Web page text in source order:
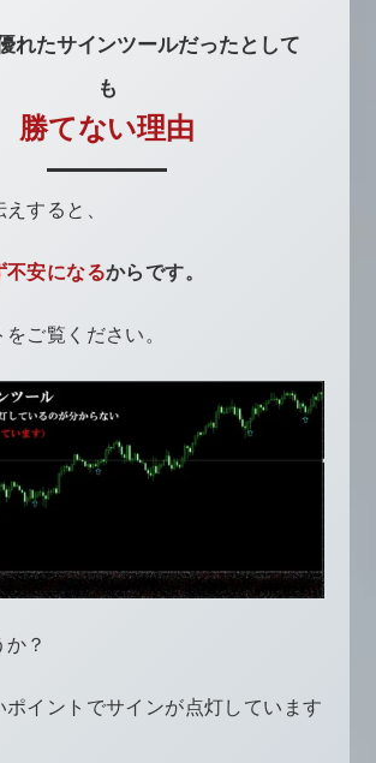
れたサインツールだったとして
も
勝てない理由
すると、
不安になるからです。
ご覧ください。
？
ポイントでサインが点灯しています